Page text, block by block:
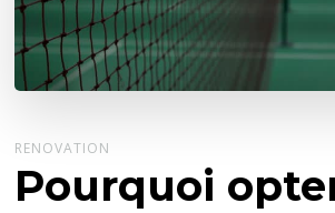
RENOVATION
Pourquoi